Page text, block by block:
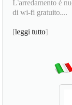
L'arredamento è
di wi-fi gratuito....
[leggi tutto]